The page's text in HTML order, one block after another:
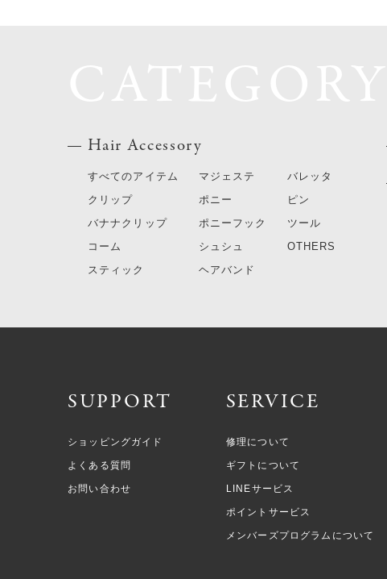
Hair Accessory
すべてのアイテム
クリップ
バナナクリップ
コーム
スティック
マジェステ
ポニー
ポニーフック
シュシュ
ヘアバンド
バレッタ
ピン
ツール
OTHERS
SUPPORT
ショッピングガイド
よくある質問
お問い合わせ
SERVICE
修理について
ギフトについて
LINEサービス
ポイントサービス
メンバーズプログラムについて